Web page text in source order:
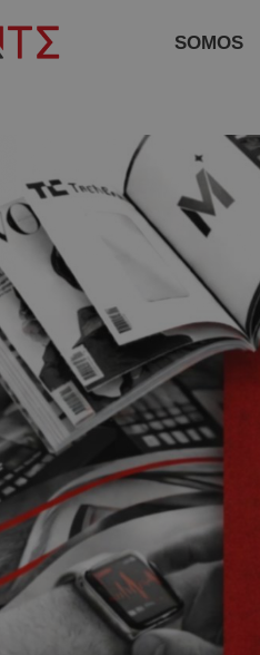
SOMOS